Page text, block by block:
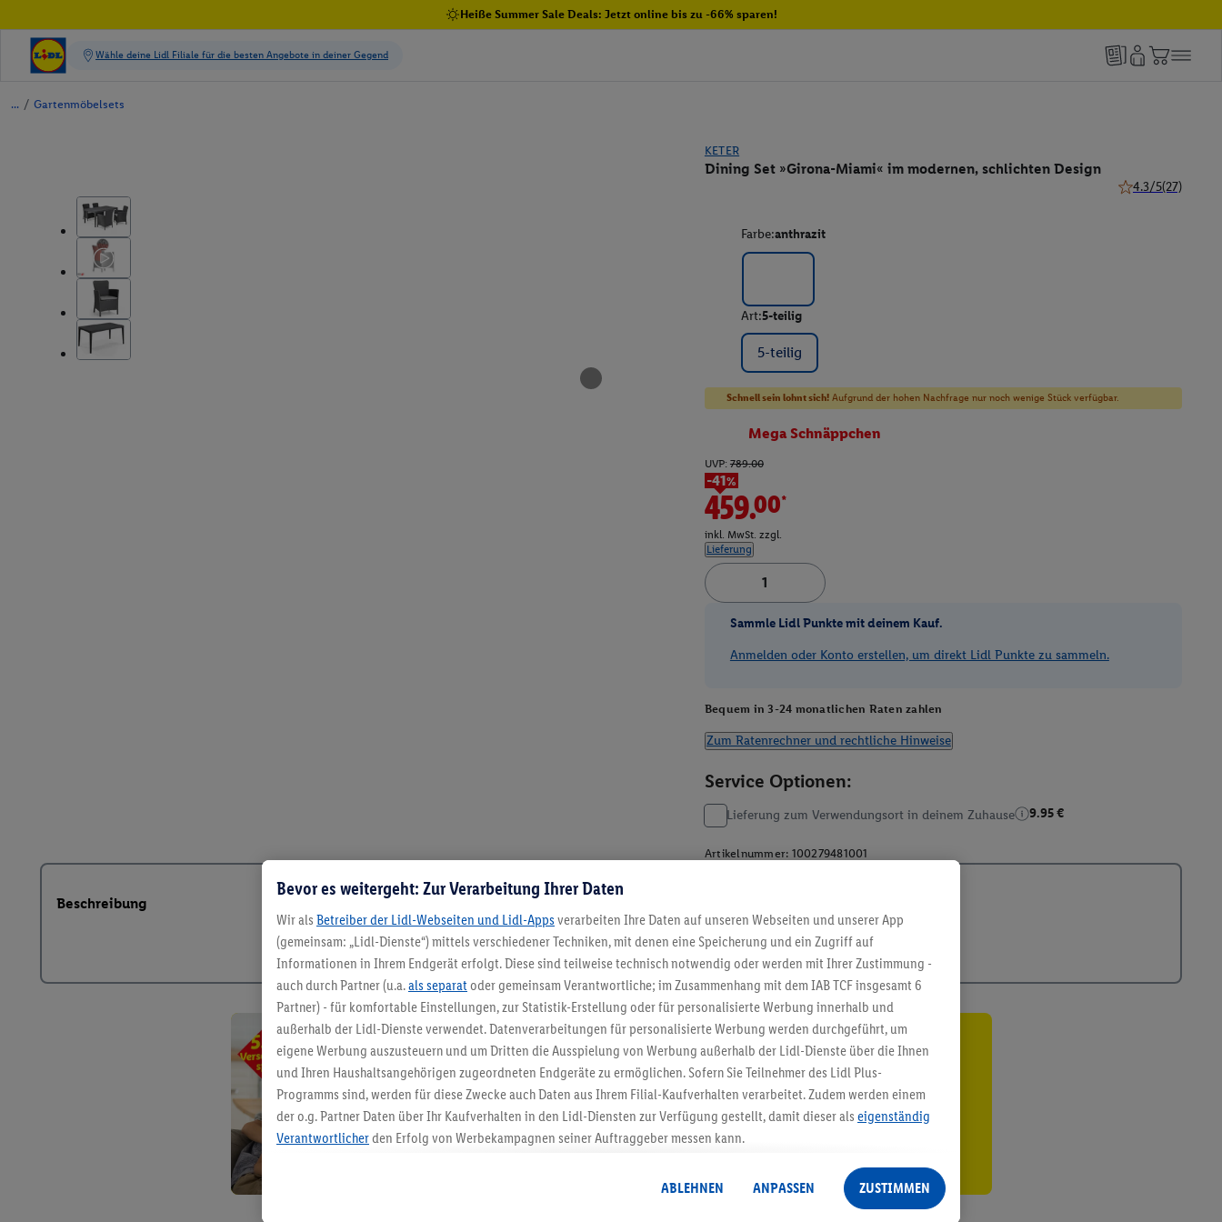
Heiße Summer Sale Deals: Jetzt online bis zu -66% sparen!
/ Gartenmöbelsets
KETER
Dining Set »Girona-Miami« im modernen, schlichten Design
4.3/5(27)
Farbe:anthrazit
Art:5-teilig
5-teilig
Schnell sein lohnt sich!Aufgrund der hohen Nachfrage nur noch wenige Stück verfügbar.
Mega Schnäppchen
UVP: 789.00
-41%
459.00*
inkl. MwSt. zzgl.
Lieferung
Sammle Lidl Punkte mit deinem Kauf.
Anmelden oder Konto erstellen, um direkt Lidl Punkte zu sammeln.
Bequem in 3-24 monatlichen Raten zahlen
Zum Ratenrechner und rechtliche Hinweise
Service Optionen:
Lieferung zum Verwendungsort in deinem Zuhause 9.95 €
Artikelnummer: 100279481001
Beschreibung
5.95 € Versand sparen³²ᵃ
Jetzt zum Newsletter anmelden
Gutschein sichern!
Bevor es weitergeht: Zur Verarbeitung Ihrer Daten
Wir als Betreiber der Lidl-Webseiten und Lidl-Apps verarbeiten Ihre Daten auf unseren Webseiten und unserer App
(gemeinsam: „Lidl-Dienste“) mittels verschiedener Techniken, mit denen eine Speicherung und ein Zugriff auf
Informationen in Ihrem Endgerät erfolgt. Diese sind teilweise technisch notwendig oder werden mit Ihrer Zustimmung -
auch durch Partner (u.a.als separat oder gemeinsam Verantwortliche; im Zusammenhang mit dem IAB TCF insgesamt 6
Partner) - für komfortable Einstellungen, zur Statistik-Erstellung oder für personalisierte Werbung innerhalb und
außerhalb der Lidl-Dienste verwendet. Datenverarbeitungen für personalisierte Werbung werden durchgeführt, um
eigene Werbung auszusteuern und um Dritten die Ausspielung von Werbung außerhalb der Lidl-Dienste über die Ihnen
und Ihren Haushaltsangehörigen zugeordneten Endgeräte zu ermöglichen. Sofern Sie Teilnehmer des Lidl Plus-
Programms sind, werden für diese Zwecke auch Daten aus Ihrem Filial-Kaufverhalten verarbeitet. Zudem werden einem
der o.g. Partner Daten über Ihr Kaufverhalten in den Lidl-Diensten zur Verfügung gestellt, damit dieser als eigenständig
Verantwortlicherden Erfolg von Werbekampagnen seiner Auftraggeber messen kann.
angereicherten Profilen. Dies umfasst die Zusammenführung von Daten (z.B. über Ihre Nutzung der Lidl-Dienste, Ihr
Kaufverhalten in den Lidl-Diensten, Informationen aus Ihrem Kundenkonto - z.B. Alter oder Geschlecht - sowie Ihre
ABLEHNEN ANPASSEN ZUSTIMMEN